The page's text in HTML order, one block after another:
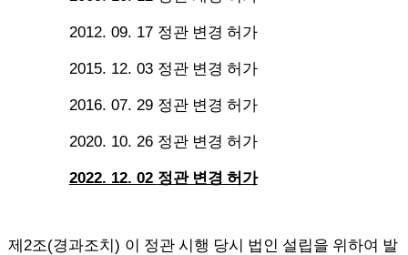
2012. 09. 17 정관 변경 허가
2015. 12. 03 정관 변경 허가
2016. 07. 29 정관 변경 허가
2020. 10. 26 정관 변경 허가
2022. 12. 02 정관 변경 허가
제2조(경과조치) 이 정관 시행 당시 법인 설립을 위하여 발